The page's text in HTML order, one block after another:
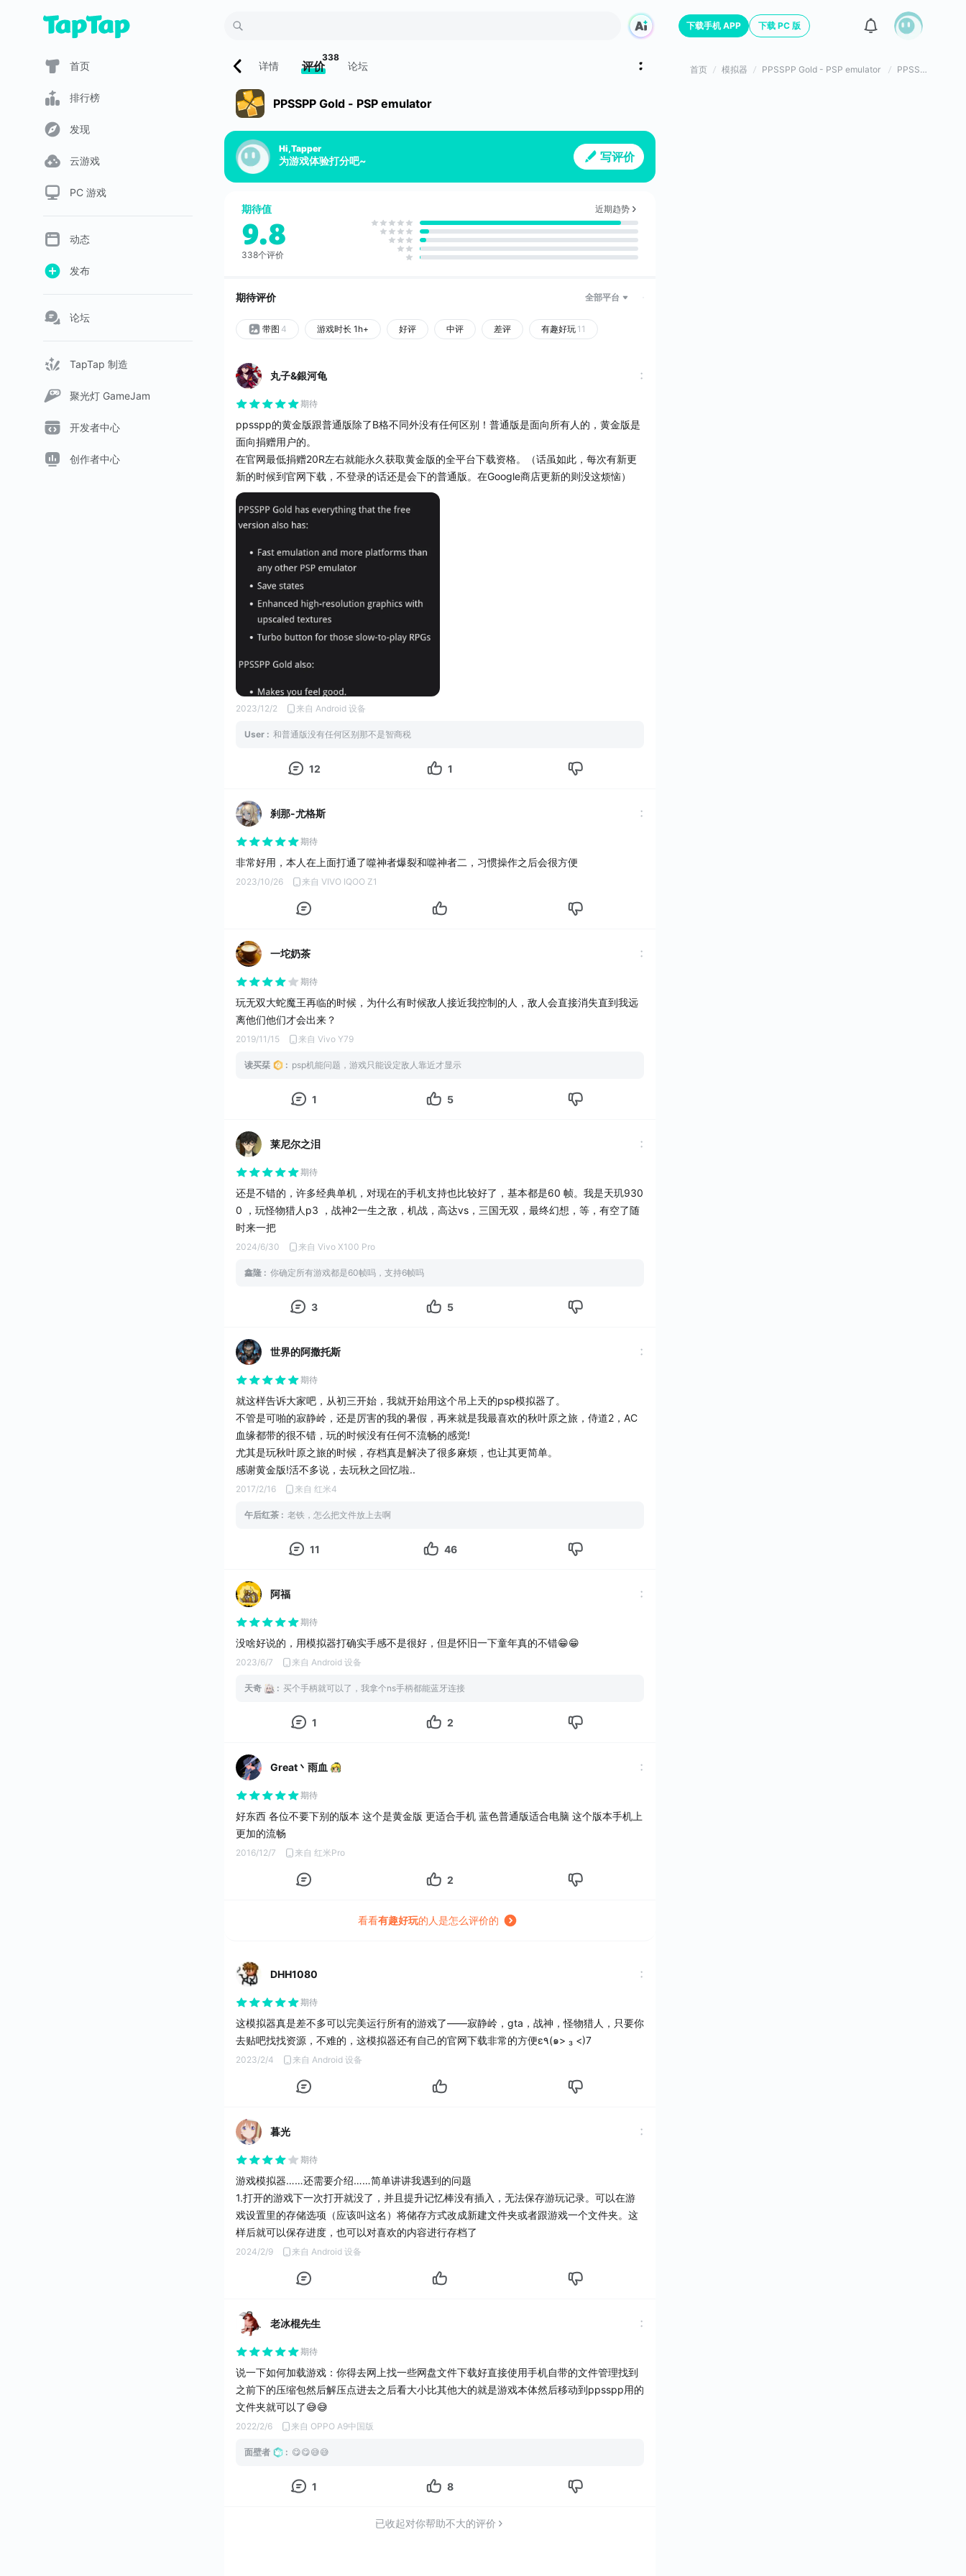
首页
排行榜
发现
云游戏
PC 游戏
动态
发布
论坛
TapTap 制造
聚光灯 GameJam
开发者中心
创作者中心
详情 评价
338
论坛
PPSSPP Gold - PSP emulator
Hi,Tapper
为游戏体验打分吧~ 写评价
期待值 近期趋势
9.8
338个评价
期待评价 全部平台
带图 4 游戏时长 1h+ 好评 中评 差评 有趣好玩 11
丸子&銀河龟
期待
ppsspp的黄金版跟普通版除了B格不同外没有任何区别！普通版是面向所有人的，黄金版是
面向捐赠用户的。
在官网最低捐赠20R左右就能永久获取黄金版的全平台下载资格。（话虽如此，每次有新更
新的时候到官网下载，不登录的话还是会下的普通版。在Google商店更新的则没这烦恼）
2023/12/2 来自 Android 设备
User : 和普通版没有任何区别那不是智商税
12 1
刹那-尤格斯
期待
非常好用，本人在上面打通了噬神者爆裂和噬神者二，习惯操作之后会很方便
2023/10/26 来自 VIVO IQOO Z1
一坨奶茶
期待
玩无双大蛇魔王再临的时候，为什么有时候敌人接近我控制的人，敌人会直接消失直到我远
离他们他们才会出来？
2019/11/15 来自 Vivo Y79
读买栞 : psp机能问题，游戏只能设定敌人靠近才显示
1 5
莱尼尔之泪
期待
还是不错的，许多经典单机，对现在的手机支持也比较好了，基本都是60 帧。我是天玑930
0 ，玩怪物猎人p3 ，战神2一生之敌，机战，高达vs，三国无双，最终幻想，等，有空了随
时来一把
2024/6/30 来自 Vivo X100 Pro
鑫隆 : 你确定所有游戏都是60帧吗，支持6帧吗
3 5
世界的阿撒托斯
期待
就这样告诉大家吧，从初三开始，我就开始用这个吊上天的psp模拟器了。
不管是可啪的寂静岭，还是厉害的我的暑假，再来就是我最喜欢的秋叶原之旅，侍道2，AC
血缘都带的很不错，玩的时候没有任何不流畅的感觉!
尤其是玩秋叶原之旅的时候，存档真是解决了很多麻烦，也让其更简单。
感谢黄金版!活不多说，去玩秋之回忆啦..
2017/2/16 来自 红米4
午后红茶 : 老铁，怎么把文件放上去啊
11 46
阿福
期待
没啥好说的，用模拟器打确实手感不是很好，但是怀旧一下童年真的不错😁😁
2023/6/7 来自 Android 设备
天奇 : 买个手柄就可以了，我拿个ns手柄都能蓝牙连接
1 2
Great丶雨血
期待
好东西 各位不要下别的版本 这个是黄金版 更适合手机 蓝色普通版适合电脑 这个版本手机上
更加的流畅
2016/12/7 来自 红米Pro
2
看看有趣好玩的人是怎么评价的
DHH1080
期待
这模拟器真是差不多可以完美运行所有的游戏了——寂静岭，gta，战神，怪物猎人，只要你
去贴吧找找资源，不难的，这模拟器还有自己的官网下载非常的方便ε٩(๑> ₃ <)7
2023/2/4 来自 Android 设备
暮光
期待
游戏模拟器……还需要介绍……简单讲讲我遇到的问题
1.打开的游戏下一次打开就没了，并且提升记忆棒没有插入，无法保存游玩记录。可以在游
戏设置里的存储选项（应该叫这名）将储存方式改成新建文件夹或者跟游戏一个文件夹。这
样后就可以保存进度，也可以对喜欢的内容进行存档了
2024/2/9 来自 Android 设备
老冰棍先生
期待
说一下如何加载游戏：你得去网上找一些网盘文件下载好直接使用手机自带的文件管理找到
之前下的压缩包然后解压点进去之后看大小比其他大的就是游戏本体然后移动到ppsspp用的
文件夹就可以了😅😅
2022/2/6 来自 OPPO A9中国版
面壁者 : 😋😋😅😅
1 8
已收起对你帮助不大的评价
下载手机 APP 下载 PC 版
首页 模拟器 PPSSPP Gold - PSP emulator PPSSPP Gold - PSP emulator游戏评价